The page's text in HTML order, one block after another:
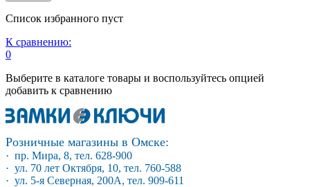
Список избранного пуст
К сравнению:
0
Выберите в каталоге товары и воспользуйтесь опцией
добавить к сравнению
Розничные магазины в Омске:
· пр. Мира, 8, тел. 628-900
· ул. 70 лет Октября, 10, тел. 760-588
· ул. 5-я Северная, 200А, тел. 909-611